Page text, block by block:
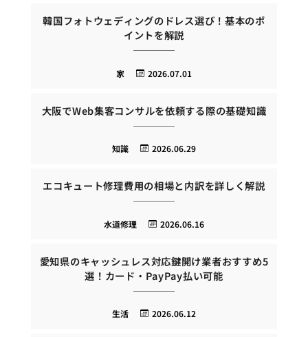
韓国フォトウェディングのドレス選び！基本のポ
イントを解説
2026.07.01
家
大阪でWeb集客コンサルを依頼する際の基礎知識
2026.06.29
知識
エコキュート修理費用の相場と内訳を詳しく解説
2026.06.16
水道修理
愛知県のキャッシュレス対応鍵開け業者おすすめ5
選！カード・PayPay払い可能
2026.06.12
生活